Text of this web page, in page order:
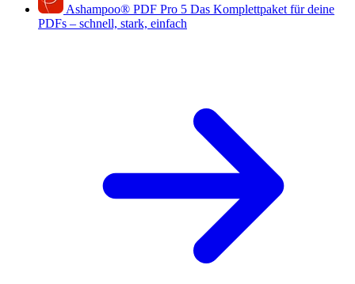
Ashampoo® PDF Pro 5 Das Komplettpaket für deine
PDFs – schnell, stark, einfach